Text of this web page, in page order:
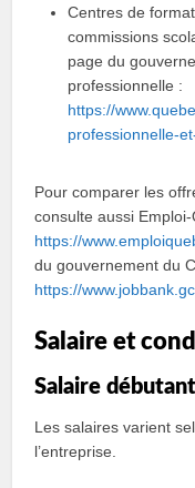
Centres de
commissions
page du
professionnelle :
https://
professionnelle-
Pour comparer les
consulte aussi
https://
du gouvernement du
https://
Salaire et
Salaire
Les salaires varient
l’entreprise.